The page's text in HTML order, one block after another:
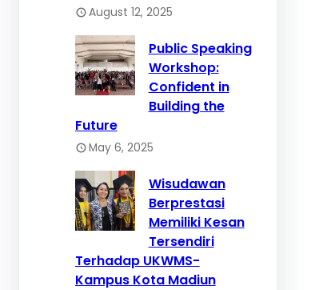
August 12, 2025
Public Speaking
Workshop:
Confident in
Building the
Future
May 6, 2025
Wisudawan
Berprestasi
Memiliki Kesan
Tersendiri
Terhadap UKWMS-
Kampus Kota Madiun